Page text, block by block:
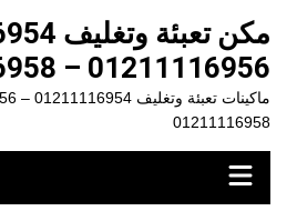
المحتوى01211116956 – 01211116958
01211116958